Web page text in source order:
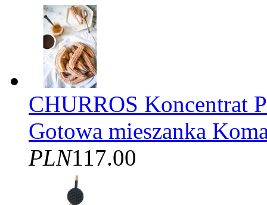
CHURROS Koncentrat
Gotowa mieszanka
PLN117.00